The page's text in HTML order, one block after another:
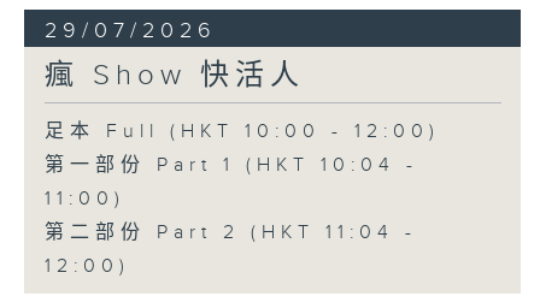
29/07/2026
瘋 Show 快活人
足本 Full (HKT 10:00 - 12:00)
第一部份 Part 1 (HKT 10:04 -
11:00)
第二部份 Part 2 (HKT 11:04 -
12:00)